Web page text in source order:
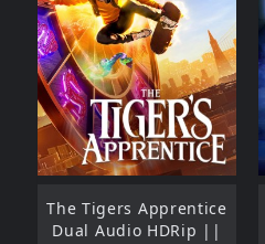
The Tigers Apprentice
Dual Audio HDRip ||